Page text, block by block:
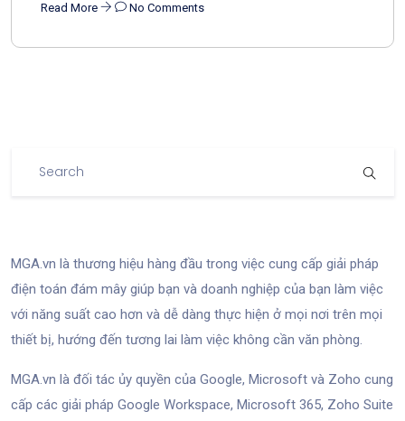
Read More No Comments
MGA.vn là thương hiệu hàng đầu trong việc cung cấp giải pháp
điện toán đám mây giúp bạn và doanh nghiệp của bạn làm việc
với năng suất cao hơn và dễ dàng thực hiện ở mọi nơi trên mọi
thiết bị, hướng đến tương lai làm việc không cần văn phòng.
MGA.vn là đối tác ủy quyền của Google, Microsoft và Zoho cung
cấp các giải pháp Google Workspace, Microsoft 365, Zoho Suite